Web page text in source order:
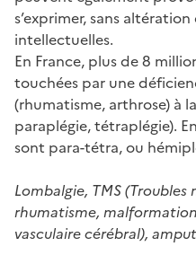
s’exprimer, sans
intellectuelles.
En France, plus de 8
touchées par une
(rhumatisme, arthrose) à
paraplégie, tétraplégie).
sont para-tétra, ou
Lombalgie, TMS
rhumatisme,
vasculaire cérébral),